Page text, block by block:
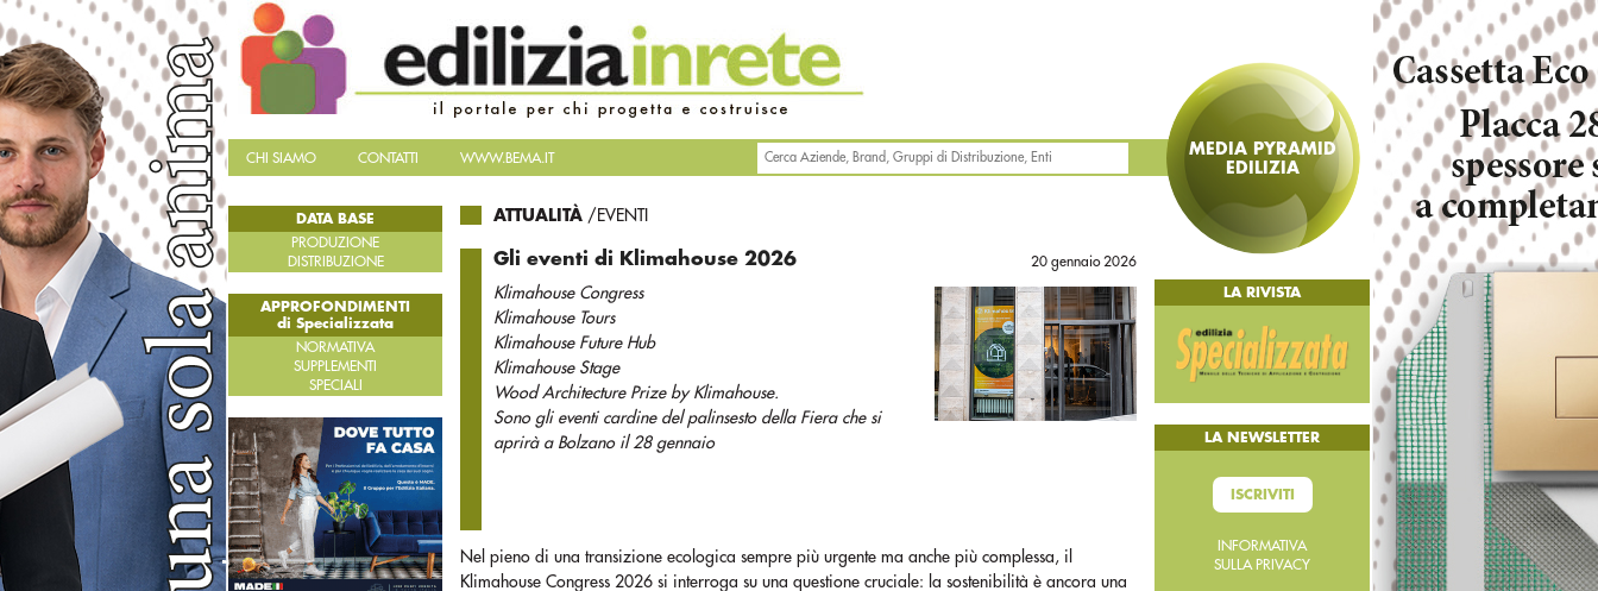
CHI SIAMO CONTATTI WWW.BEMA.IT
MEDIA PYRAMID
EDILIZIA
ATTUALITÀ /EVENTI
Gli eventi di Klimahouse 2026
Klimahouse Congress
Klimahouse Tours
Klimahouse Future Hub
Klimahouse Stage
Wood Architecture Prize by Klimahouse.
Sono gli eventi cardine del palinsesto della Fiera che si
aprirà a Bolzano il 28 gennaio
20 gennaio 2026
Nel pieno di una transizione ecologica sempre più urgente ma anche più complessa, il
Klimahouse Congress 2026 si interroga su una questione cruciale: la sostenibilità è ancora una
DATA BASE
PRODUZIONE
DISTRIBUZIONE
APPROFONDIMENTI
di Specializzata
NORMATIVA
SUPPLEMENTI
SPECIALI
LA RIVISTA
LA NEWSLETTER
ISCRIVITI
INFORMATIVA
SULLA PRIVACY